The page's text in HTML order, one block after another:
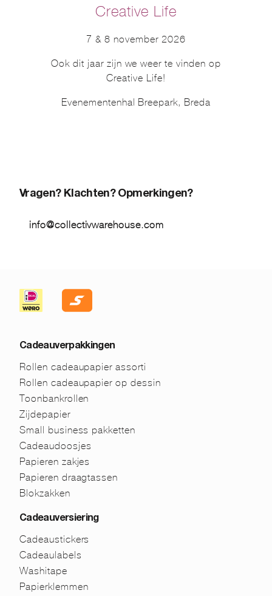
Creative Life
7 & 8 november 2026
Ook dit jaar zijn we weer te vinden op
Creative Life!
Evenementenhal Breepark, Breda
Vragen? Klachten? Opmerkingen?
info@collectivwarehouse.com
Cadeauverpakkingen
Rollen cadeaupapier assorti
Rollen cadeaupapier op dessin
Toonbankrollen
Zijdepapier
Small business pakketten
Cadeaudoosjes
Papieren zakjes
Papieren draagtassen
Blokzakken
Cadeauversiering
Cadeaustickers
Cadeaulabels
Washitape
Papierklemmen